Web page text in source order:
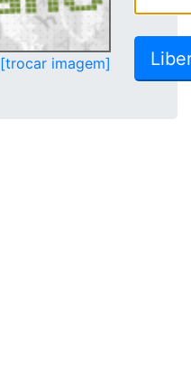
[trocar imagem]